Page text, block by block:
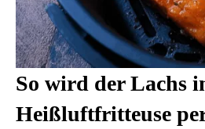
So wird der Lachs
Heißluftfritteuse